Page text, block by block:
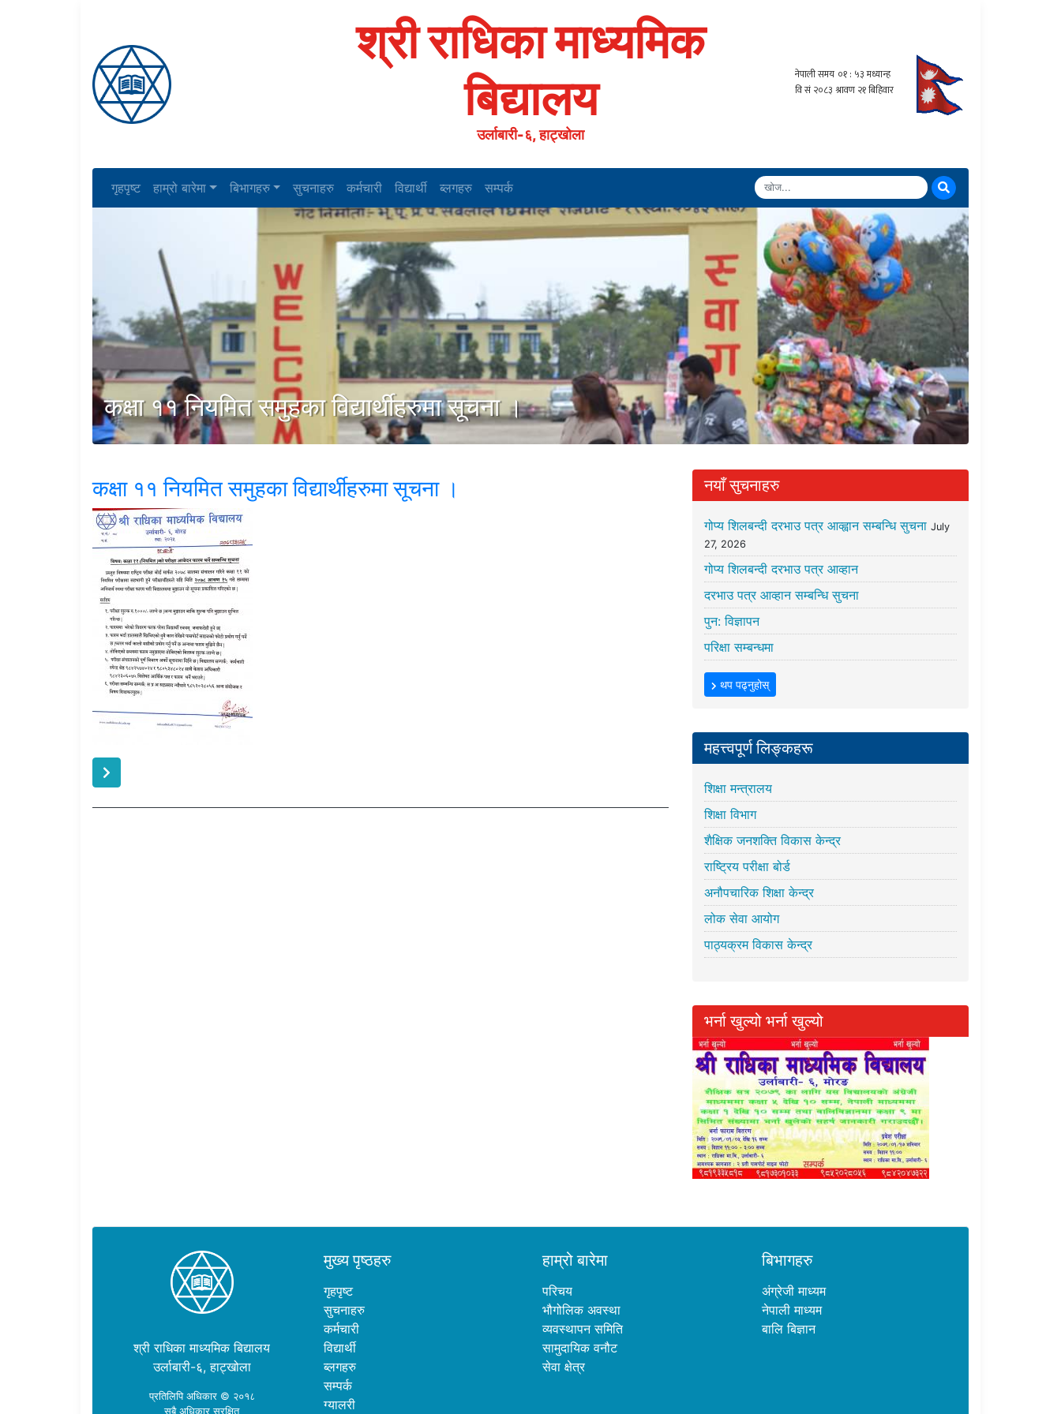
श्री राधिका माध्यमिक
बिद्यालय
उर्लाबारी-६, हाट्खोला
गृहपृष्ट हाम्रो बारेमा बिभागहरु सुचनाहरु कर्मचारी विद्यार्थी ब्लगहरु सम्पर्क
कक्षा ११ नियमित समुहका विद्यार्थीहरुमा सूचना ।
कक्षा ११ नियमित समुहका विद्यार्थीहरुमा सूचना । नयाँ सुचनाहरु
गोप्य शिलबन्दी दरभाउ पत्र आव्ह्वान सम्बन्धि सुचना July
27, 2026
गोप्य शिलबन्दी दरभाउ पत्र आव्हान
दरभाउ पत्र आव्हान सम्बन्धि सुचना
पुन: विज्ञापन
परिक्षा सम्बन्धमा
थप पढ्नुहोस्
महत्त्वपूर्ण लिङ्कहरू
शिक्षा मन्त्रालय
शिक्षा विभाग
शैक्षिक जनशक्ति विकास केन्द्र
राष्ट्रिय परीक्षा बोर्ड
अनौपचारिक शिक्षा केन्द्र
लोक सेवा आयोग
पाठ्यक्रम विकास केन्द्र
भर्ना खुल्यो भर्ना खुल्यो
श्री राधिका माध्यमिक बिद्यालय
उर्लाबारी-६, हाट्खोला
प्रतिलिपि अधिकार © २०१८
सबै अधिकार सुरक्षित
मुख्य पृष्ठहरु
गृहपृष्ट
सुचनाहरु
कर्मचारी
विद्यार्थी
ब्लगहरु
सम्पर्क
ग्यालरी
हाम्रो बारेमा
परिचय
भौगोलिक अवस्था
व्यवस्थापन समिति
सामुदायिक वनौट
सेवा क्षेत्र
बिभागहरु
अंग्रेजी माध्यम
नेपाली माध्यम
बालि बिज्ञान